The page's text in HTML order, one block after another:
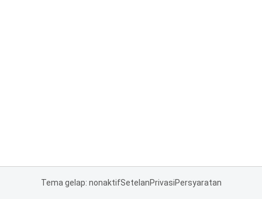
Tema gelap: nonaktifSetelanPrivasiPersyaratan